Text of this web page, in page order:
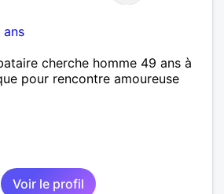
ans
cherche homme 49 ans à
pour rencontre amoureuse
Voir le profil